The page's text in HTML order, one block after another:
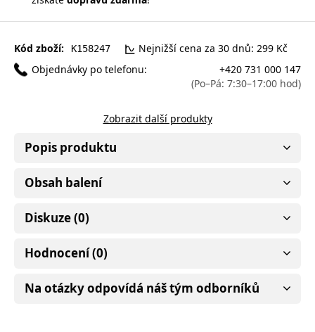
Kód zboží: K158247
Nejnižší cena za 30 dnů: 299 Kč
Objednávky po telefonu:
+420 731 000 147
(Po–Pá: 7:30–17:00 hod)
Zobrazit další produkty
Popis produktu
Obsah balení
Diskuze (0)
Hodnocení (0)
Na otázky odpovídá náš tým odborníků